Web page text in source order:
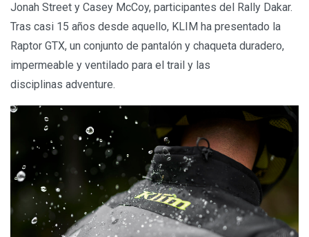
Jonah Street y Casey McCoy, participantes del Rally Dakar.
Tras casi 15 años desde aquello, KLIM ha presentado la
Raptor GTX, un conjunto de pantalón y chaqueta duradero,
impermeable y ventilado para el trail y las
disciplinas adventure.